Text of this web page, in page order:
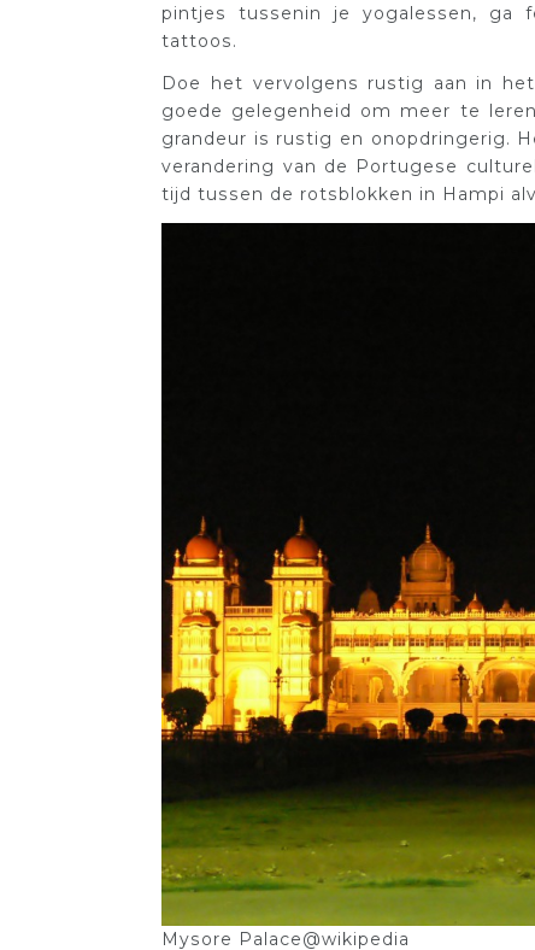
pintjes tussenin je yogalessen, ga
tattoos.
Doe het vervolgens rustig aan in
goede gelegenheid om meer te
grandeur is rustig en onopdringerig.
verandering van de Portugese
tijd tussen de rotsblokken in Hampi
Mysore Palace@wikipedia